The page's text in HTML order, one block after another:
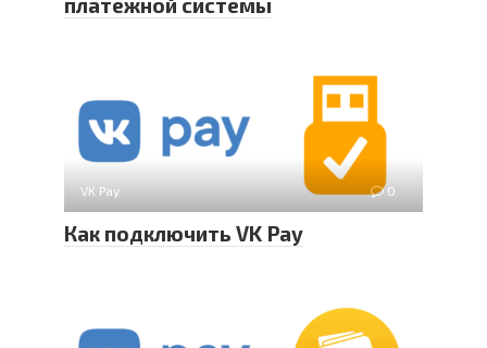
платежной системы
VK Pay 0
Как подключить VK Pay